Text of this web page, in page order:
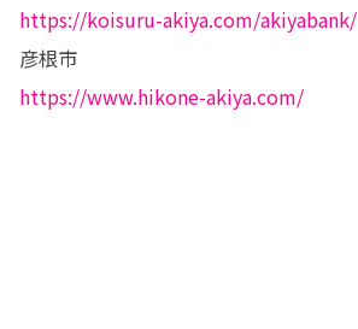
https://koisuru-akiya.com/akiyabank/
https://www.hikone-akiya.com/